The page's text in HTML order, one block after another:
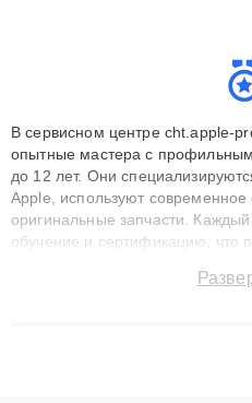
В сервисном центре cht.apple-
опытные мастера с
до 12 лет. Они
Apple, используют современное
оригинальные запчасти.
обучение и сертификацию, что
сохранением гарантии до 3